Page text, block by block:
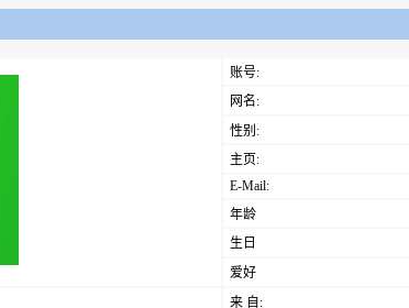
账号:
网名:
性别:
主页:
E-Mail:
年龄
生日
爱好
来 自: